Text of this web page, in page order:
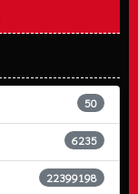
50
6235
22399198